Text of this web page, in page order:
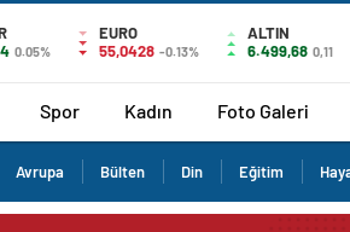
0.05%
EURO
55,0428 -0.13%
ALTIN
6.499,68 0,11
Spor Kadın Foto Galeri
Avrupa Bülten Din Eğitim